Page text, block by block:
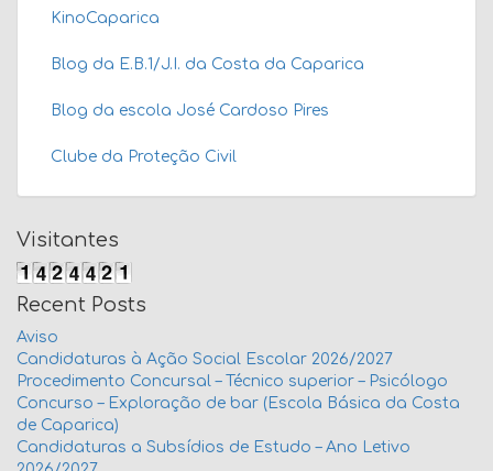
KinoCaparica
Blog da E.B.1/J.I. da Costa da Caparica
Blog da escola José Cardoso Pires
Clube da Proteção Civil
Visitantes
Recent Posts
Aviso
Candidaturas à Ação Social Escolar 2026/2027
Procedimento Concursal – Técnico superior – Psicólogo
Concurso – Exploração de bar (Escola Básica da Costa
de Caparica)
Candidaturas a Subsídios de Estudo – Ano Letivo